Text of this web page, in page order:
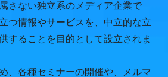
さない独立系のメディア企業で
つ情報やサービスを、中立的な立
することを目的として設立されま
、各種セミナーの開催や、メルマ